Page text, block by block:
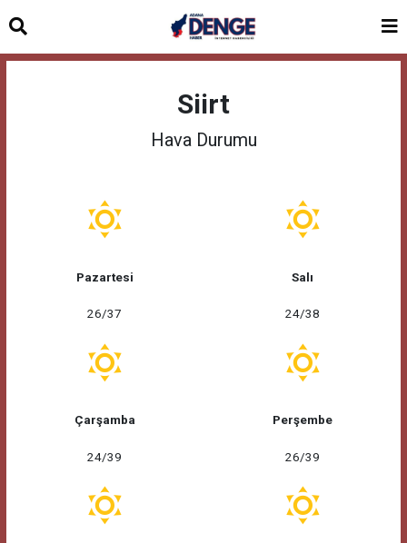
Siirt
Hava Durumu
Pazartesi
26/37
Salı
24/38
Çarşamba
24/39
Perşembe
26/39